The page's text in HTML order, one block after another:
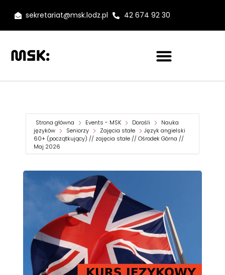
sekretariat@msk.lodz.pl 42 674 92 30
Strona główna Events - MSK Dorośli
Nauka
języków
Seniorzy Zajęcia stałe
Język angielski
60+ (początkujący) // zajęcia stałe // Ośrodek Górna //
Maj 2026